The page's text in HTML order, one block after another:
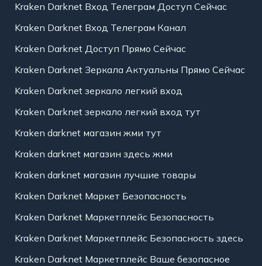
Kraken Darknet Вход Телеграм Доступ Сейчас
Kraken Darknet Вход Телеграм Канал
Kraken Darknet Доступ Прямо Сейчас
Kraken Darknet Зеркала Актуальны Прямо Сейчас
Kraken Darknet зеркало легкий вход
Kraken Darknet зеркало легкий вход тут
Kraken darknet магазин жми тут
Kraken darknet магазин здесь жми
Kraken darknet магазин лучшие товары
Kraken Darknet Маркет Безопасность
Kraken Darknet Маркетплейс Безопасность
Kraken Darknet Маркетплейс Безопасность здесь
Kraken Darknet Маркетплейс Ваше безопасное